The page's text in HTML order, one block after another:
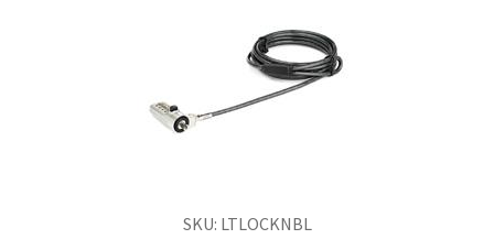
SKU: LTLOCKNBL